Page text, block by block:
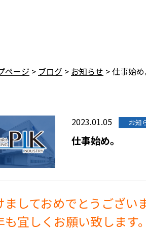
ページ > ブログ > お知らせ >仕事始め
2023.01.05 お知
仕事始め。
ましておめでとうござい
も宜しくお願い致します。